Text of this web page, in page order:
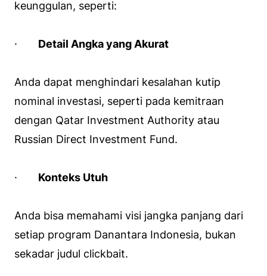
keunggulan, seperti:
· Detail Angka yang Akurat
Anda dapat menghindari kesalahan kutip
nominal investasi, seperti pada kemitraan
dengan Qatar Investment Authority atau
Russian Direct Investment Fund.
· Konteks Utuh
Anda bisa memahami visi jangka panjang dari
setiap program Danantara Indonesia, bukan
sekadar judul clickbait.